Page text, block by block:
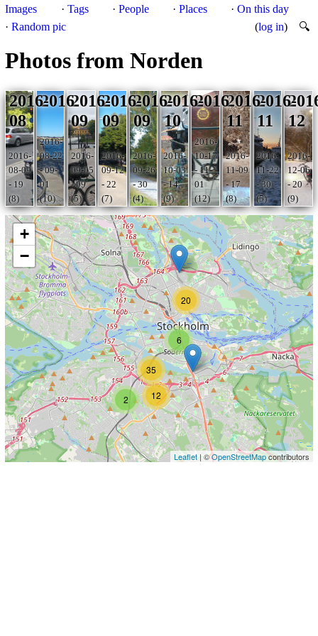
Images · Tags · People ·Places ·On this day
·Random pic (log in) 🔍
Photos from Norden
12
2016-
12-06
- 20
(9)
2016-
11
2016-
11-22
- 30
(5)
2016-
11
2016-
11-09
- 17
(8)
2016
2016-
10-17
- 11-
01
(12)
2016-
10
2016-
10-03
- 14
(9)
2016-
09
2016-
09-26
- 30
(4)
2016-
09
2016-
09-12
- 22
(7)
2016-
09
2016-
09-05
- 09
(5)
2016
2016-
08-22
- 09-
01
(10)
2016-
08
2016-
08-09
- 19
(8)
6
20
2 12
35
+
−
Leaflet| ©OpenStreetMapcontributors